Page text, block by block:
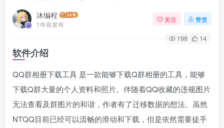
沐编程
1年前发布
关注 赞赏
198 14
软件介绍
QQ群相册下载工具 是一款能够下载Q群相册的工具，能够
下载Q群大量的个人资料和照片。伴随着QQ收藏的违规图片
无法查看及群图片的和谐，作者有了迁移数据的想法。虽然
NTQQ目前已经可以流畅的滑动和下载，但是依然需要徒手